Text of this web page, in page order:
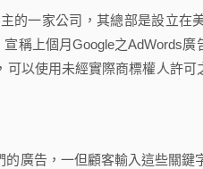
一家公司，其總部是設立在
稱上個月Google之AdWords廣
以使用未經實際商標權人許可
廣告，一但顧客輸入這些關鍵